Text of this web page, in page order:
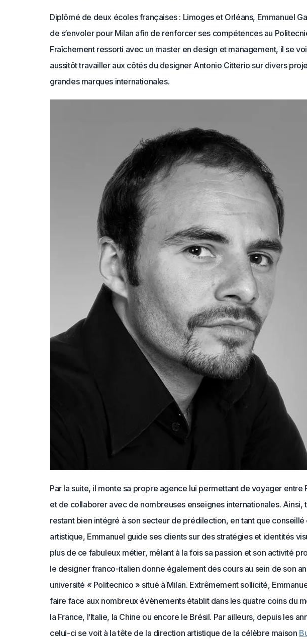
Diplômé de deux écoles françaises : Limoges et Orléans, Emmanuel
de s’envoler pour Milan afin de renforcer ses compétences au
Fraîchement ressorti avec un master en design et management, il se
aussitôt travailler aux côtés du designer Antonio Citterio sur divers
grandes marques internationales.
Par la suite, il monte sa propre agence lui permettant de voyager entre
et de collaborer avec de nombreuses enseignes internationales. Ainsi,
restant bien intégré à son secteur de prédilection, en tant que
artistique, Emmanuel guide ses clients sur des stratégies et identités
plus de ce fabuleux métier, mêlant à la fois sa passion et son activité
le designer franco-italien donne également des cours au sein de son
université « Politecnico » situé à Milan. Extrêmement sollicité,
faire face aux nombreux évènements établit dans les quatre coins du
la France, l’Italie, la Chine ou encore le Brésil. Par ailleurs, depuis les
celui-ci se voit à la tête de la direction artistique de la célèbre maison